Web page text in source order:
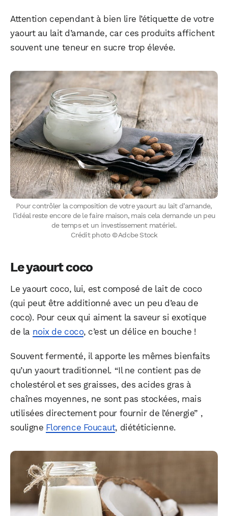
Attention cependant à bien lire l’étiquette de votre
yaourt au lait d’amande, car ces produits affichent
souvent une teneur en sucre trop élevée.
Pour contrôler la composition de votre yaourt au lait d’amande,
l’idéal reste encore de le faire maison, mais cela demande un peu
de temps et un investissement matériel.
Crédit photo © Adobe Stock
Le yaourt coco
Le yaourt coco, lui, est composé de lait de coco
(qui peut être additionné avec un peu d’eau de
coco). Pour ceux qui aiment la saveur si exotique
de la noix de coco, c’est un délice en bouche !
Souvent fermenté, il apporte les mêmes bienfaits
qu’un yaourt traditionnel. “Il ne contient pas de
cholestérol et ses graisses, des acides gras à
chaînes moyennes, ne sont pas stockées, mais
utilisées directement pour fournir de l’énergie” ,
souligne Florence Foucaut, diététicienne.